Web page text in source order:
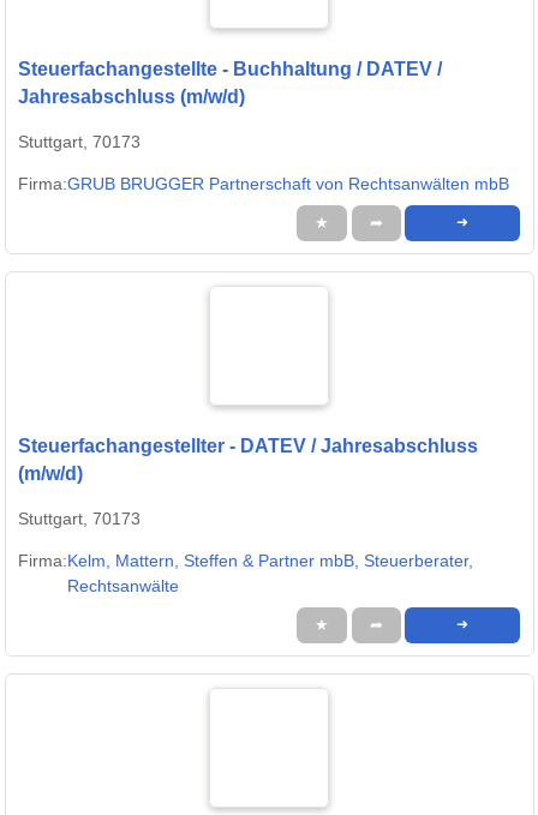
Steuerfachangestellte - Buchhaltung / DATEV /
Jahresabschluss (m/w/d)
Stuttgart, 70173
Firma:GRUB BRUGGER Partnerschaft von Rechtsanwälten mbB
★ ➦ ➜
Steuerfachangestellter - DATEV / Jahresabschluss
(m/w/d)
Stuttgart, 70173
Firma:Kelm, Mattern, Steffen & Partner mbB, Steuerberater,
Rechtsanwälte
★ ➦ ➜